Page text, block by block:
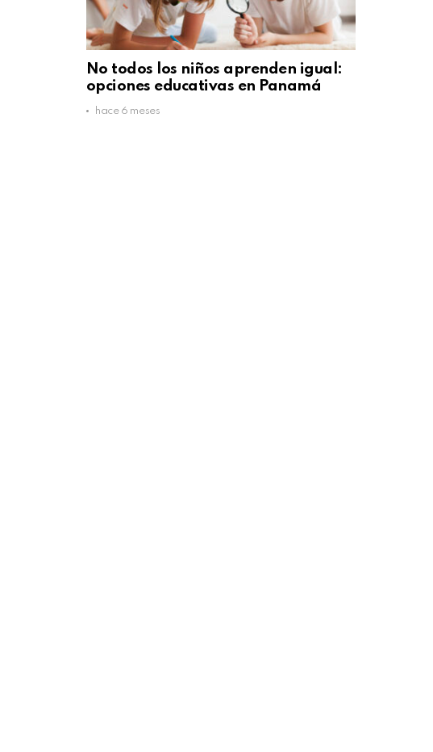
No todos los niños aprenden igual:
opciones educativas en Panamá
hace 6 meses